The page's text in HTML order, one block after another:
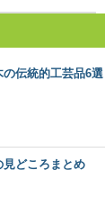
の伝統的工芸品6選
どころまとめ